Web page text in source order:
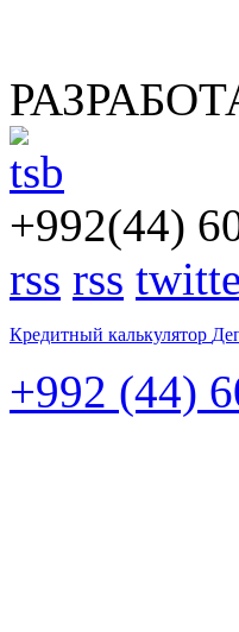
+992(44)
rss rss
Кредитный калькулятор
+992 (44)